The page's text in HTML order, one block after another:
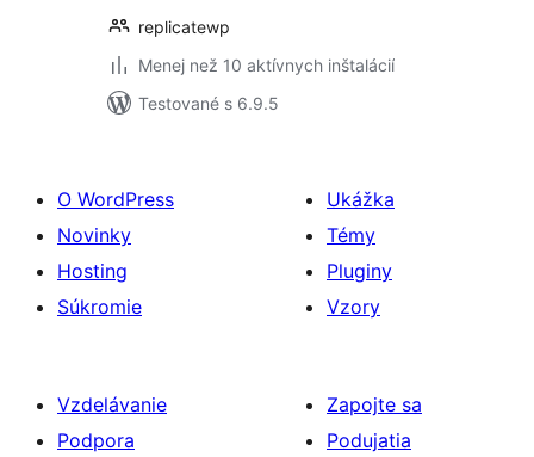
replicatewp
Menej než 10 aktívnych inštalácií
Testované s 6.9.5
O WordPress
Novinky
Hosting
Súkromie
Ukážka
Témy
Pluginy
Vzory
Vzdelávanie
Podpora
Zapojte sa
Podujatia